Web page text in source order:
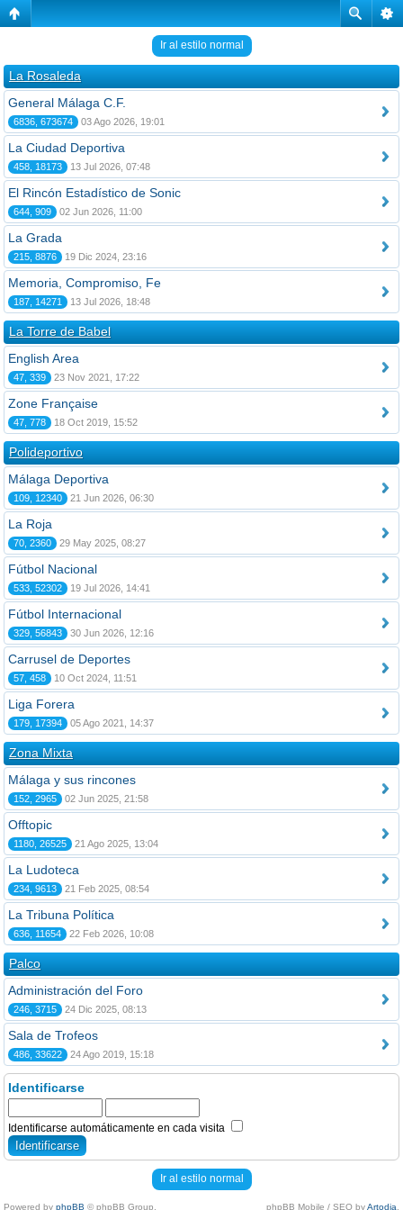
Ir al estilo normal
La Rosaleda
General Málaga C.F.
6836, 673674 03 Ago 2026, 19:01
La Ciudad Deportiva
458, 18173 13 Jul 2026, 07:48
El Rincón Estadístico de Sonic
644, 909 02 Jun 2026, 11:00
La Grada
215, 8876 19 Dic 2024, 23:16
Memoria, Compromiso, Fe
187, 14271 13 Jul 2026, 18:48
La Torre de Babel
English Area
47, 339 23 Nov 2021, 17:22
Zone Française
47, 778 18 Oct 2019, 15:52
Polideportivo
Málaga Deportiva
109, 12340 21 Jun 2026, 06:30
La Roja
70, 2360 29 May 2025, 08:27
Fútbol Nacional
533, 52302 19 Jul 2026, 14:41
Fútbol Internacional
329, 56843 30 Jun 2026, 12:16
Carrusel de Deportes
57, 458 10 Oct 2024, 11:51
Liga Forera
179, 17394 05 Ago 2021, 14:37
Zona Mixta
Málaga y sus rincones
152, 2965 02 Jun 2025, 21:58
Offtopic
1180, 26525 21 Ago 2025, 13:04
La Ludoteca
234, 9613 21 Feb 2025, 08:54
La Tribuna Política
636, 11654 22 Feb 2026, 10:08
Palco
Administración del Foro
246, 3715 24 Dic 2025, 08:13
Sala de Trofeos
486, 33622 24 Ago 2019, 15:18
Identificarse
Identificarse automáticamente en cada visita
Ir al estilo normal
Powered by phpBB © phpBB Group. phpBB Mobile / SEO byArtodia